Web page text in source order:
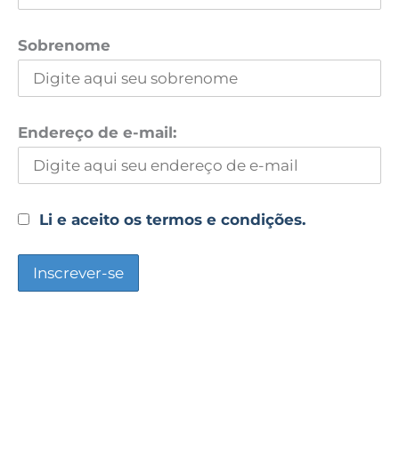
Sobrenome
Endereço de e-mail:
Li e aceito os termos e condições.